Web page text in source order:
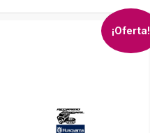
¡Oferta!